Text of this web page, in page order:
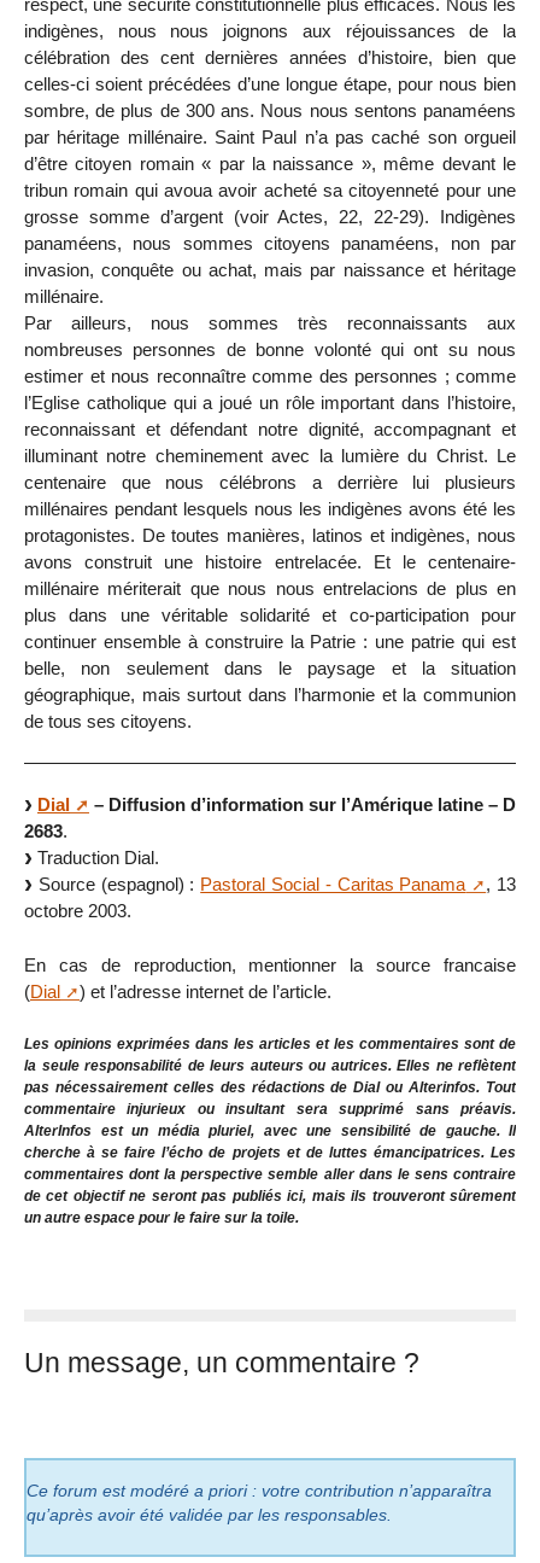
respect, une sécurité constitutionnelle plus efficaces. Nous les
indigènes, nous nous joignons aux réjouissances de la
célébration des cent dernières années d’histoire, bien que
celles-ci soient précédées d’une longue étape, pour nous bien
sombre, de plus de 300 ans. Nous nous sentons panaméens
par héritage millénaire. Saint Paul n’a pas caché son orgueil
d’être citoyen romain « par la naissance », même devant le
tribun romain qui avoua avoir acheté sa citoyenneté pour une
grosse somme d’argent (voir Actes, 22, 22-29). Indigènes
panaméens, nous sommes citoyens panaméens, non par
invasion, conquête ou achat, mais par naissance et héritage
millénaire.
Par ailleurs, nous sommes très reconnaissants aux
nombreuses personnes de bonne volonté qui ont su nous
estimer et nous reconnaître comme des personnes ; comme
l’Eglise catholique qui a joué un rôle important dans l’histoire,
reconnaissant et défendant notre dignité, accompagnant et
illuminant notre cheminement avec la lumière du Christ. Le
centenaire que nous célébrons a derrière lui plusieurs
millénaires pendant lesquels nous les indigènes avons été les
protagonistes. De toutes manières, latinos et indigènes, nous
avons construit une histoire entrelacée. Et le centenaire-
millénaire mériterait que nous nous entrelacions de plus en
plus dans une véritable solidarité et co-participation pour
continuer ensemble à construire la Patrie : une patrie qui est
belle, non seulement dans le paysage et la situation
géographique, mais surtout dans l’harmonie et la communion
de tous ses citoyens.
Dial
– Diffusion d’information sur l’Amérique latine – D
2683.
Traduction Dial.
Source (espagnol) : Pastoral Social - Caritas Panama
, 13
octobre 2003.
En cas de reproduction, mentionner la source francaise
(Dial ) et l’adresse internet de l’article.
Les opinions exprimées dans les articles et les commentaires sont de
la seule responsabilité de leurs auteurs ou autrices. Elles ne reflètent
pas nécessairement celles des rédactions de Dial ou Alterinfos. Tout
commentaire injurieux ou insultant sera supprimé sans préavis.
AlterInfos est un média pluriel, avec une sensibilité de gauche. Il
cherche à se faire l’écho de projets et de luttes émancipatrices. Les
commentaires dont la perspective semble aller dans le sens contraire
de cet objectif ne seront pas publiés ici, mais ils trouveront sûrement
un autre espace pour le faire sur la toile.
Un message, un commentaire ?
Ce forum est modéré a priori : votre contribution n’apparaîtra
qu’après avoir été validée par les responsables.